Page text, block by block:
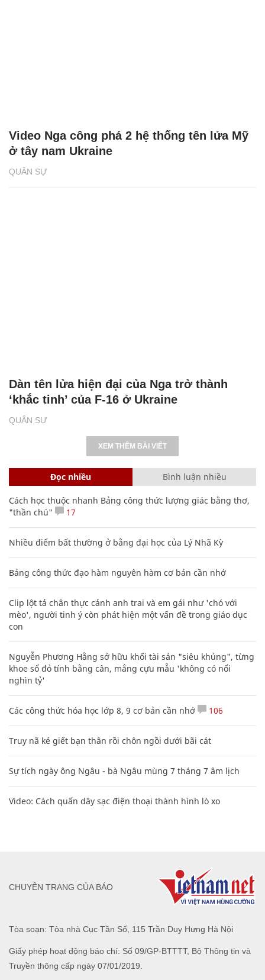
QUÂN SỰ
Video Nga công phá 2 hệ thống tên lửa Mỹ
ở tây nam Ukraine
QUÂN SỰ
Dàn tên lửa hiện đại của Nga trở thành
‘khắc tinh’ của F-16 ở Ukraine
XEM THÊM BÀI VIẾT
Đọc nhiều Bình luận nhiều
Cách học thuộc nhanh Bảng công thức lượng giác bằng thơ,
"thần chú"
17
Nhiều điểm bất thường ở bằng đại học của Lý Nhã Kỳ
Bảng công thức đạo hàm nguyên hàm cơ bản cần nhớ
Clip lột tả chân thực cảnh anh trai và em gái như 'chó với
mèo', người tinh ý còn phát hiện một vấn đề trong giáo dục
con
Nguyễn Phương Hằng sở hữu khối tài sản "siêu khủng", từng
khoe sổ đỏ tính bằng cân, mắng cựu mẫu 'không có nổi
nghìn tỷ'
Các công thức hóa học lớp 8, 9 cơ bản cần nhớ 106
Truy nã kẻ giết bạn thân rồi chôn ngồi dưới bãi cát
Sự tích ngày ông Ngâu - bà Ngâu mùng 7 tháng 7 âm lịch
Video: Cách quấn dây sạc điện thoại thành hình lò xo
Tòa soạn: Tòa nhà Cục Tần Số, 115 Trần Duy Hưng Hà Nội
Giấy phép hoạt động báo chí: Số 09/GP-BTTTT, Bộ Thông tin và
Truyền thông cấp ngày 07/01/2019.
CHUYÊN TRANG CỦA BÁO